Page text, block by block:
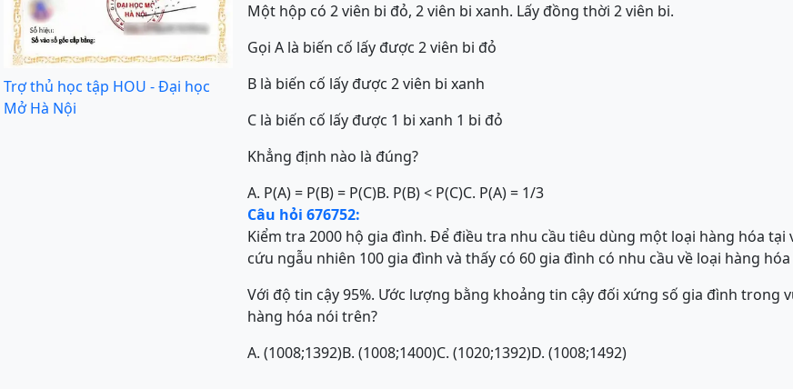
Trợ thủ học tập HOU - Đại học
Mở Hà Nội
Một hộp có 2 viên bi đỏ, 2 viên bi xanh. Lấy đồng thời 2 viên bi.
Gọi A là biến cố lấy được 2 viên bi đỏ
B là biến cố lấy được 2 viên bi xanh
C là biến cố lấy được 1 bi xanh 1 bi đỏ
Khẳng định nào là đúng?
A. P(A) = P(B) = P(C)B. P(B) < P(C)C. P(A) = 1/3
Câu hỏi 676752:
Kiểm tra 2000 hộ gia đình. Để điều tra nhu cầu tiêu dùng một loại hàng hóa
cứu ngẫu nhiên 100 gia đình và thấy có 60 gia đình có nhu cầu về loại hàng
Với độ tin cậy 95%. Ước lượng bằng khoảng tin cậy đối xứng số gia đình trong
hàng hóa nói trên?
A. (1008;1392)B. (1008;1400)C. (1020;1392)D. (1008;1492)